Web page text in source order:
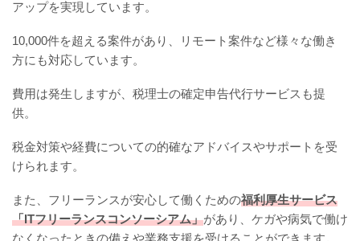
アップを実現しています。
10,000件を超える案件があり、リモート案件など様々な働き
方にも対応しています。
費用は発生しますが、税理士の確定申告代行サービスも提
供。
税金対策や経費についての的確なアドバイスやサポートを受
けられます。
また、フリーランスが安心して働くための福利厚生サービス
「ITフリーランスコンソーシアム」があり、ケガや病気で働け
なくなったときの備えや業務支援を受けることができます。